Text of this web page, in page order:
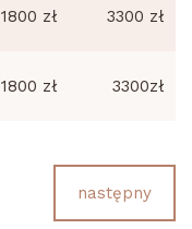
1800 zł 3300 zł
1800 zł 3300zł
następny